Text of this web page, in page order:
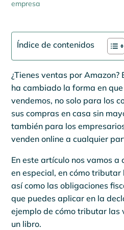
empresa
Índice de contenidos
¿Tienes ventas por Amazon?
ha cambiado la forma en
vendemos, no solo para los
sus compras en casa sin
también para los
venden online a cualquier
En este artículo nos vamos a
en especial, en cómo
así como las obligaciones
que puedes aplicar en la
ejemplo de cómo tributar las
un libro.